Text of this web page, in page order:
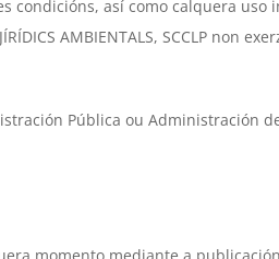
condicións, así como calquera
AMBIENTALS, SCCLP non
Pública ou Administración